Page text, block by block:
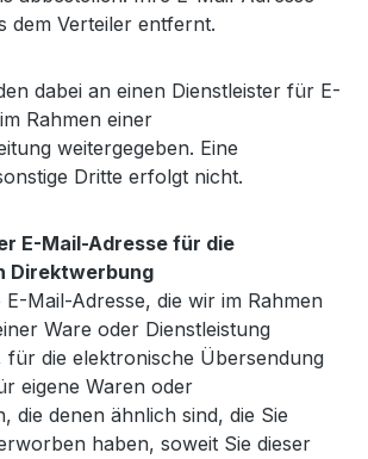
dem Verteiler entfernt.
dabei an einen Dienstleister für E-
Rahmen einer
weitergegeben. Eine
Dritte erfolgt nicht.
E-Mail-Adresse für die
Direktwerbung
Mail-Adresse, die wir im Rahmen
Ware oder Dienstleistung
für die elektronische Übersendung
eigene Waren oder
die denen ähnlich sind, die Sie
haben, soweit Sie dieser